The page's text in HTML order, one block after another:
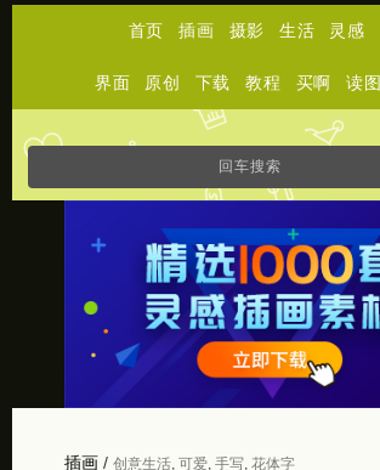
首页 插画 摄影 生活 灵感
界面 原创 下载 教程 买啊 读图
插画/ 创意生活, 可爱, 手写, 花体字